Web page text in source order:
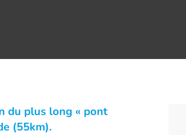
du plus long « pont
(55km).